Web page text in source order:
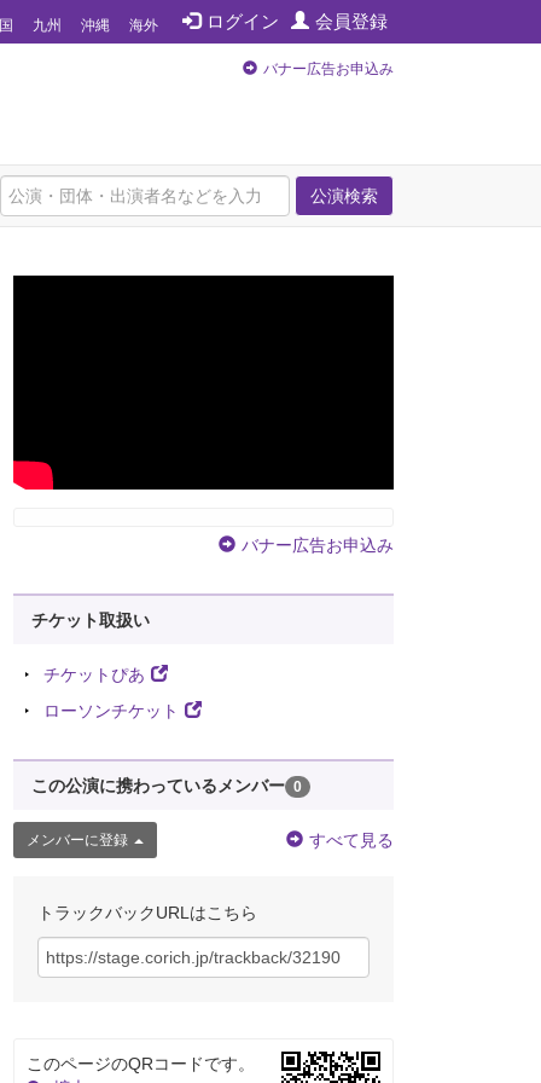
ログイン 会員登録
九州 沖縄 海外
バナー広告お申込み
公演検索
バナー広告お申込み
チケット取扱い
チケットぴあ
ローソンチケット
この公演に携わっているメンバー 0
メンバーに登録 すべて見る
トラックバックURLはこちら
このページのQRコードです。